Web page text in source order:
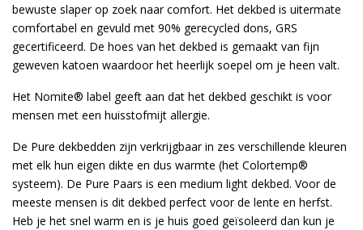
bewuste slaper op zoek naar comfort. Het dekbed is uitermate
comfortabel en gevuld met 90% gerecycled dons, GRS
gecertificeerd. De hoes van het dekbed is gemaakt van fijn
geweven katoen waardoor het heerlijk soepel om je heen valt.
Het Nomite® label geeft aan dat het dekbed geschikt is voor
mensen met een huisstofmijt allergie.
De Pure dekbedden zijn verkrijgbaar in zes verschillende kleuren
met elk hun eigen dikte en dus warmte (het Colortemp®
systeem). De Pure Paars is een medium light dekbed. Voor de
meeste mensen is dit dekbed perfect voor de lente en herfst.
Heb je het snel warm en is je huis goed geïsoleerd dan kun je